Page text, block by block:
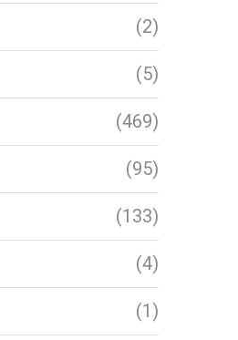
(2)
(5)
(469)
(95)
(133)
(4)
(1)